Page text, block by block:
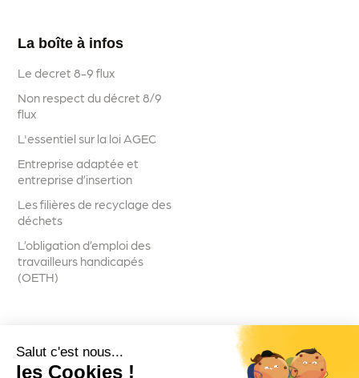
La boîte à infos
Le decret 8-9 flux
Non respect du décret 8/9
flux
L'essentiel sur la loi AGEC
Entreprise adaptée et
entreprise d’insertion
Les filières de recyclage des
déchets
L’obligation d’emploi des
travailleurs handicapés
(OETH)
Suivez-nous
Salut c'est nous...
les Cookies !